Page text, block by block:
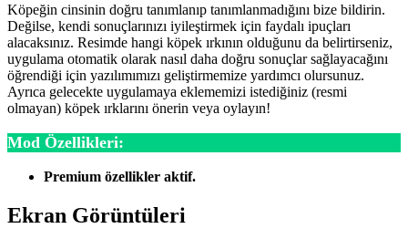
Köpeğin cinsinin doğru tanımlanıp tanımlanmadığını bize bildirin.
Değilse, kendi sonuçlarınızı iyileştirmek için faydalı ipuçları
alacaksınız. Resimde hangi köpek ırkının olduğunu da belirtirseniz,
uygulama otomatik olarak nasıl daha doğru sonuçlar sağlayacağını
öğrendiği için yazılımımızı geliştirmemize yardımcı olursunuz.
Ayrıca gelecekte uygulamaya eklememizi istediğiniz (resmi
olmayan) köpek ırklarını önerin veya oylayın!
Mod Özellikleri:
Premium özellikler aktif.
Ekran Görüntüleri